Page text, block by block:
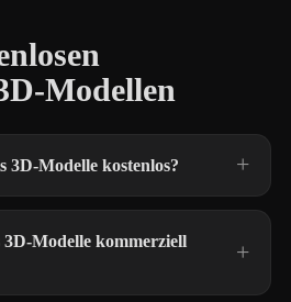
Modellen
3D-Modelle kostenlos?
Modelle kommerziell